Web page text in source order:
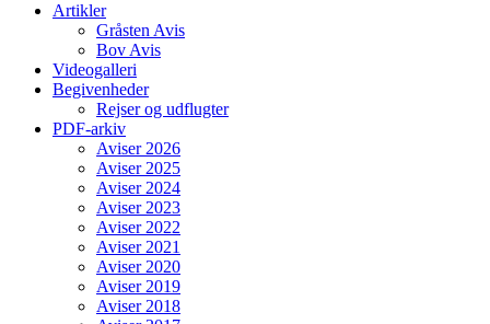
Artikler
Gråsten Avis
Bov Avis
Videogalleri
Begivenheder
Rejser og udflugter
PDF-arkiv
Aviser 2026
Aviser 2025
Aviser 2024
Aviser 2023
Aviser 2022
Aviser 2021
Aviser 2020
Aviser 2019
Aviser 2018